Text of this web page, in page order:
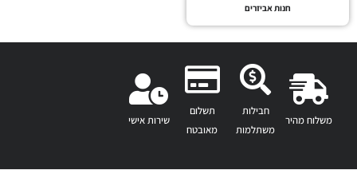
חנות אביזרים
משלוח מהיר
חבילות
משתלמות
תשלום
מאובטח
שירות אישי